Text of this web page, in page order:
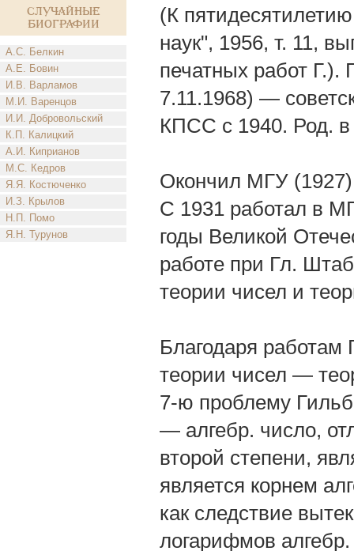
Случайные
биографии
А.С. Белкин
А.Е. Бовин
И.В. Варламов
М.И. Варенцов
И.И. Добровольский
К.П. Калицкий
А.И. Киприанов
М.С. Кедров
Я.Я. Костюченко
И.З. Крылов
Н.П. Помо
Я.Н. Турунов
(К
наук", 1956, т. 11,
печатных работ
7.11.1968) —
КПСС с 1940. Род. в
Окончил МГУ
С 1931 работал в
годы Великой
работе при Гл.
теории чисел и
Благодаря работам
теории чисел —
7-ю проблему
— алгебр. число,
второй степени,
является корнем
как следствие
логарифмов